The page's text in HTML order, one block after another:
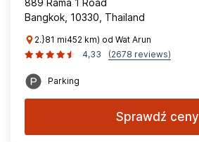
889 Rama 1 Road
Bangkok, 10330, Thailand
2.}81 mi452 km) od Wat Arun
4,33
(2678 reviews)
Parking
Sprawdź ceny